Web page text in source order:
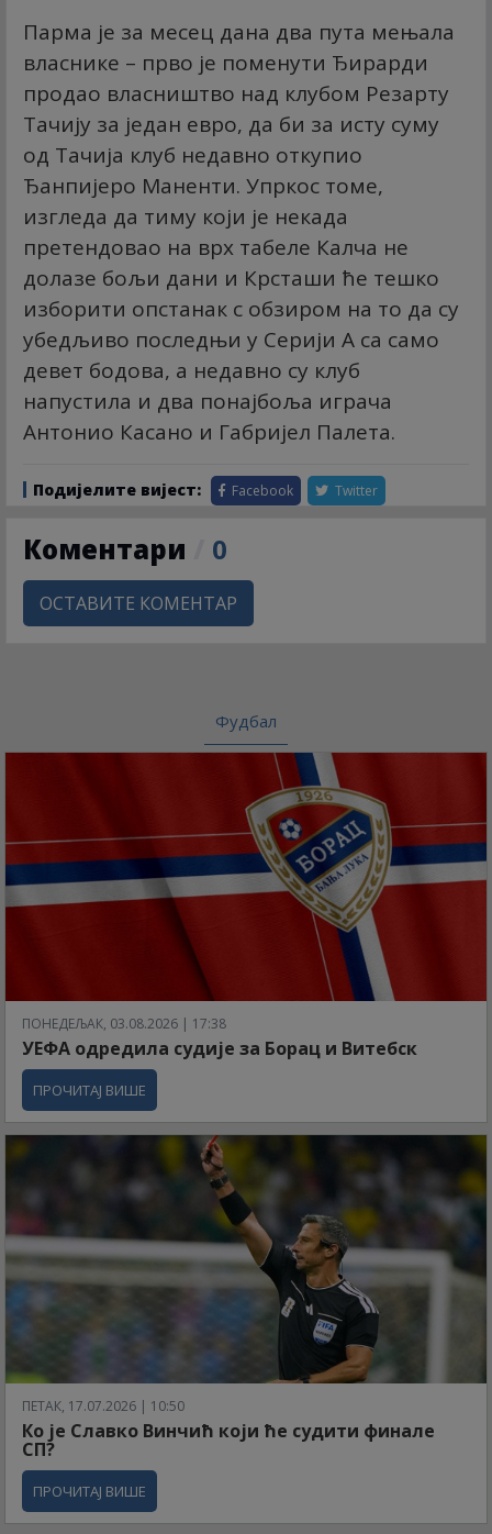
Парма је за месец дана два пута мењала
власнике – прво је поменути Ђирарди
продао власништво над клубом Резарту
Тачију за један евро, да би за исту суму
од Тачија клуб недавно откупио
Ђанпијеро Маненти. Упркос томе,
изгледа да тиму који је некада
претендовао на врх табеле Калча не
долазе бољи дани и Крсташи ће тешко
изборити опстанак с обзиром на то да су
убедљиво последњи у Серији А са само
девет бодова, а недавно су клуб
напустила и два понајбоља играча
Антонио Касано и Габријел Палета.
Подијелите вијест: Facebook Twitter
Коментари 0
ОСТАВИТЕ КОМЕНТАР
Фудбал
ПОНЕДЕЉАК, 03.08.2026 | 17:38
УЕФА одредила судије за Борац и Витебск
ПРОЧИТАЈ ВИШЕ
ПЕТАК, 17.07.2026 | 10:50
Ко је Славко Винчић који ће судити финале
СП?
ПРОЧИТАЈ ВИШЕ